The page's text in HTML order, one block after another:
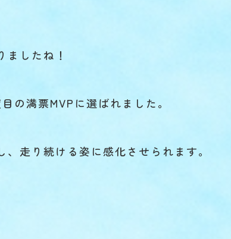
したね！
の満票MVPに選ばれました。
走り続ける姿に感化させられます。